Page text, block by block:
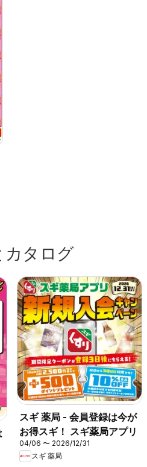
カタログ
スギ 薬局 - 会員登録は今が
お得スギ！ スギ薬局アプリ
04/06 〜 2026/12/31
スギ 薬局